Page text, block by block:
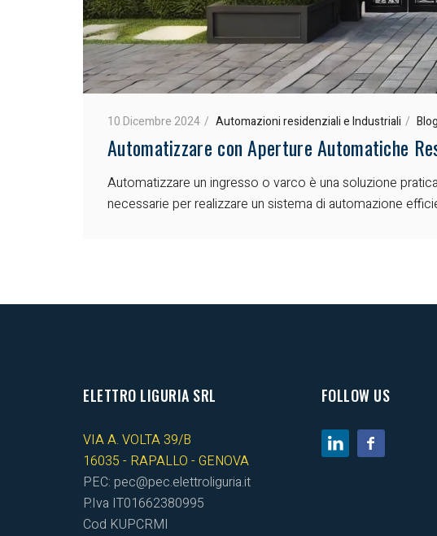
10 Dicembre 2024 Automazioni residenziali e Industriali Blog
Automatizzare con Aperture Automatiche
Automatizzare un ingresso o varco è una soluzione
necessarie per realizzare un sistema di automazione
ELETTRO LIGURIA SRL
VIA A. VOLTA 39/B
16035 - RAPALLO - GENOVA
PEC: pec@pec.elettroliguria.it
P.Iva IT01662380995
Cod KUPCRMI
FOLLOW US